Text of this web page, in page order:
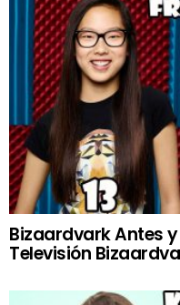
Bizaardvark Antes
Televisión